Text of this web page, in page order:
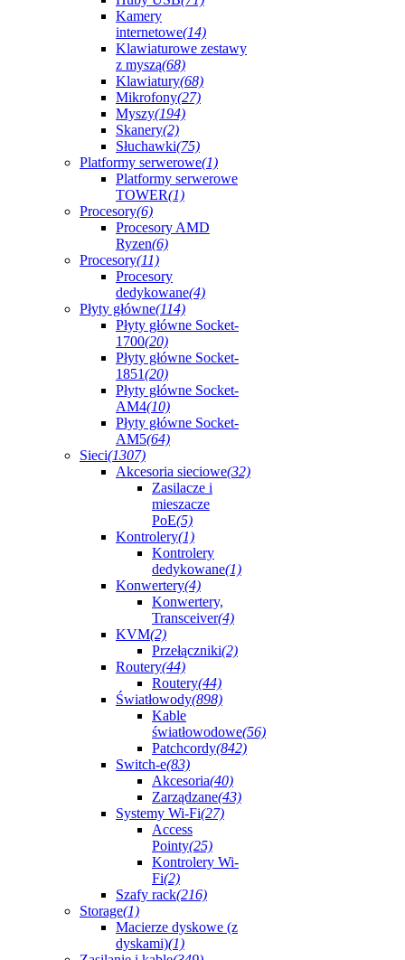
Kamery
internetowe(14)
Klawiaturowe zestawy
z myszą(68)
Klawiatury(68)
Mikrofony(27)
Myszy(194)
Skanery(2)
Słuchawki(75)
Platformy serwerowe(1)
Platformy serwerowe
TOWER(1)
Procesory(6)
Procesory AMD
Ryzen(6)
Procesory(11)
Procesory
dedykowane(4)
Płyty główne(114)
Płyty główne Socket-
1700(20)
Płyty główne Socket-
1851(20)
Płyty główne Socket-
AM4(10)
Płyty główne Socket-
AM5(64)
Sieci(1307)
Akcesoria sieciowe(32)
Zasilacze i
mieszacze
PoE(5)
Kontrolery(1)
Kontrolery
dedykowane(1)
Konwertery(4)
Konwertery,
Transceiver(4)
KVM(2)
Przełączniki(2)
Routery(44)
Routery(44)
Światłowody(898)
Kable
światłowodowe(56)
Patchcordy(842)
Switch-e(83)
Akcesoria(40)
Zarządzane(43)
Systemy Wi-Fi(27)
Access
Pointy(25)
Kontrolery Wi-
Fi(2)
Szafy rack(216)
Storage(1)
Macierze dyskowe (z
dyskami)(1)